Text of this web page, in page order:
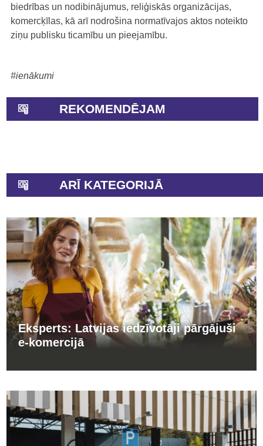
biedrības un nodibinājumus, reliģiskās organizācijas,
komercķīlas, kā arī nodrošina normatīvajos aktos noteikto
ziņu publisku ticamību un pieejamību.
#ienākumi
REKOMENDĒJAM
ARĪ KATEGORIJĀ
Eksperts: Latvijas iedzīvotāji pārgājuši
e-komercijā